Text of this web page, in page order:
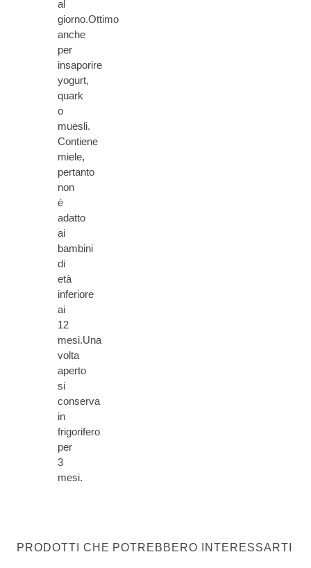
al
giorno.Ottimo
anche
per
insaporire
yogurt,
quark
o
muesli.
Contiene
miele,
pertanto
non
è
adatto
ai
bambini
di
età
inferiore
ai
12
mesi.Una
volta
aperto
si
conserva
in
frigorifero
per
3
mesi.
PRODOTTI CHE POTREBBERO INTERESSARTI